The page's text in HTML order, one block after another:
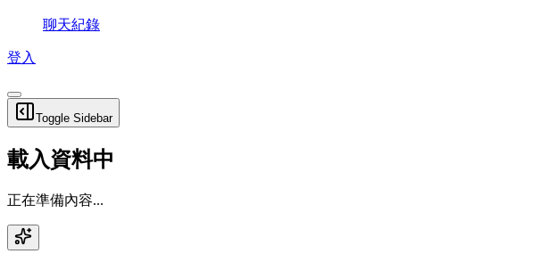
聊天紀錄
登入
Toggle Sidebar
載入資料中
正在準備內容...